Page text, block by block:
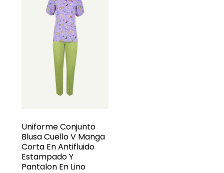
Uniforme Conjunto
Blusa Cuello V Manga
Corta En Antifluido
Estampado Y
Pantalon En Lino